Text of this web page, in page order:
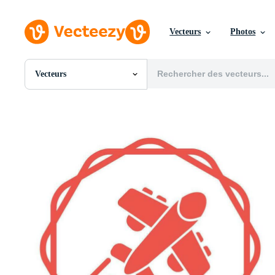
Vecteurs Photos
Vecteurs
Toutes Images
Vecteurs
Vidéos
Motion graphics
Images Éditoriales
Événements Éditoriaux